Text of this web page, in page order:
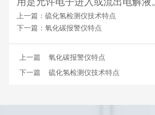
上一篇： 硫化氢检测仪技术特点
下一篇： 氧化碳报警仪特点
上一篇 氧化碳报警仪特点
下一篇 硫化氢检测仪技术特点